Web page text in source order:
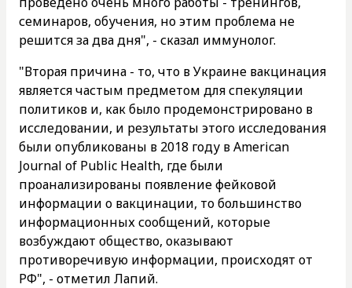
семинаров, обучения, но этим проблема не
решится за два дня", - сказал иммунолог.
"Вторая причина - то, что в Украине вакцинация
является частым предметом для спекуляции
политиков и, как было продемонстрировано в
исследовании, и результаты этого исследования
были опубликованы в 2018 году в American
Journal of Public Health, где были
проанализированы появление фейковой
информации о вакцинации, то большинство
информационных сообщений, которые
возбуждают общество, оказывают
противоречивую информации, происходят от
РФ", - отметил Лапий.